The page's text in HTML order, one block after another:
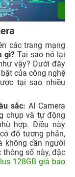
các trang mạng
gì? Tại sao nó lại
vậy? Dưới đây
của công nghệ
tại sao nhiều
sắc: AI Camera
chụp và tự động
hợp. Điều này
độ tương phản,
không cần người
số này, đặc
128GB giá bao